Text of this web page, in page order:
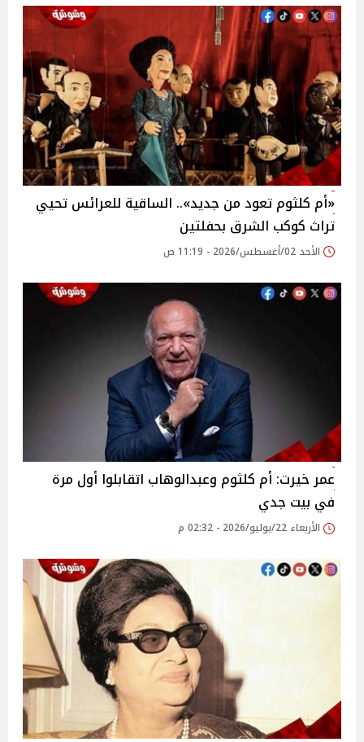
«أم كلثوم تعود من جديد».. الساقية للعرائس تحيي
تراث كوكب الشرق بحفلتين
الأحد 02/أغسطس/2026 - 11:19 ص
عمر خيرت: أم كلثوم وعبدالوهاب اتقابلوا أول مرة
في بيت جدي
الأربعاء 22/يوليو/2026 - 02:32 م